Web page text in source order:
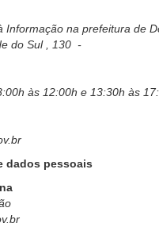
Informação na prefeitura de
do Sul , 130 -
às 12:00h e 13:30h às
dados pessoais